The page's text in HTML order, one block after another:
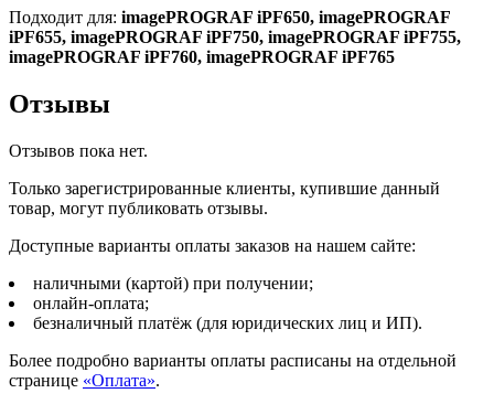
Подходит для: imagePROGRAF iPF650, imagePROGRAF
iPF655, imagePROGRAF iPF750, imagePROGRAF iPF755,
imagePROGRAF iPF760, imagePROGRAF iPF765
Отзывы
Отзывов пока нет.
Только зарегистрированные клиенты, купившие данный
товар, могут публиковать отзывы.
Доступные варианты оплаты заказов на нашем сайте:
наличными (картой) при получении;
онлайн-оплата;
безналичный платёж (для юридических лиц и ИП).
Более подробно варианты оплаты расписаны на отдельной
странице «Оплата».